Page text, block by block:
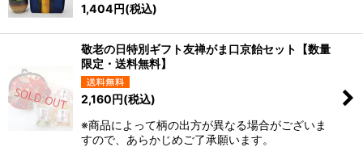
1,404円(税込)
敬老の日特別ギフト友禅がま口京飴セット【数量
限定・送料無料】
2,160円(税込)
※商品によって柄の出方が異なる場合がございま
すので、あらかじめご了承願います。